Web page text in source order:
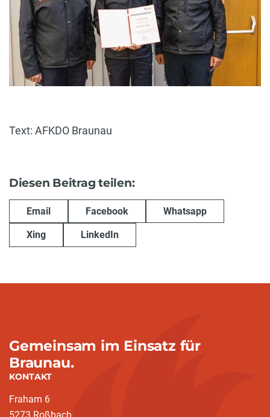
Text: AFKDO Braunau
Diesen Beitrag teilen:
Email Facebook Whatsapp
Xing LinkedIn
Gemeinsam im Einsatz für
Braunau.
KONTAKT
Fraham 6